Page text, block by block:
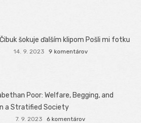
šokuje ďalším klipom Pošli mi fotku
14. 9. 2023 9 komentárov
Poor: Welfare, Begging, and
a Stratified Society
7. 9. 2023 6 komentárov